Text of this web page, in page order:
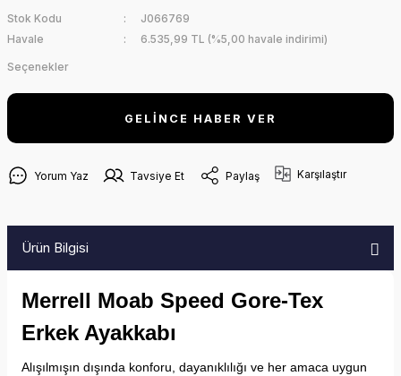
Stok Kodu
J066769
Havale
6.535,99 TL (%5,00 havale indirimi)
Seçenekler
GELİNCE HABER VER
Yorum Yaz Tavsiye Et Paylaş Karşılaştır
Ürün Bilgisi
Merrell Moab Speed Gore-Tex
Erkek Ayakkabı
Alışılmışın dışında konforu, dayanıklılığı ve her amaca uygun